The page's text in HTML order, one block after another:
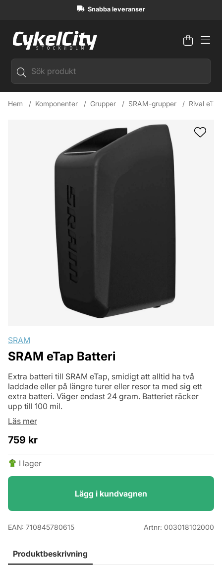
Snabba leveranser
Antal i
.
Hem Komponenter Grupper SRAM-grupper Rival
SRAM
SRAM eTap Batteri
Extra batteri till SRAM eTap, smidigt att alltid ha två
laddade eller på längre turer eller resor ta med sig ett
extra batteri. Väger endast 24 gram. Batteriet räcker
upp till 100 mil.
Läs mer
759 kr
I lager
Lägg i kundvagnen
EAN: 710845780615 Artnr: 003018102000
Produktbeskrivning